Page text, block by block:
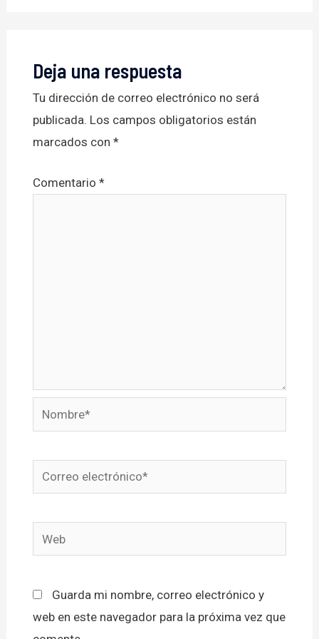
Deja una respuesta
Tu dirección de correo electrónico no será
publicada. Los campos obligatorios están
marcados con *
Comentario *
Nombre*
Correo
electrónico*
Web
Guarda mi nombre, correo electrónico y
web en este navegador para la próxima vez que